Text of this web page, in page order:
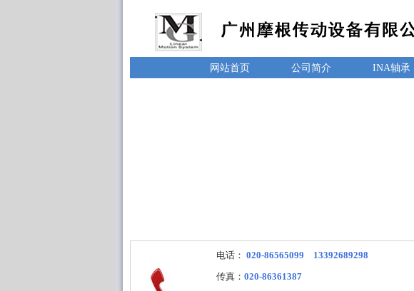
网站首页 公司简介 INA轴承
电话： 020-86565099 13392689298
传真： 020-86361387